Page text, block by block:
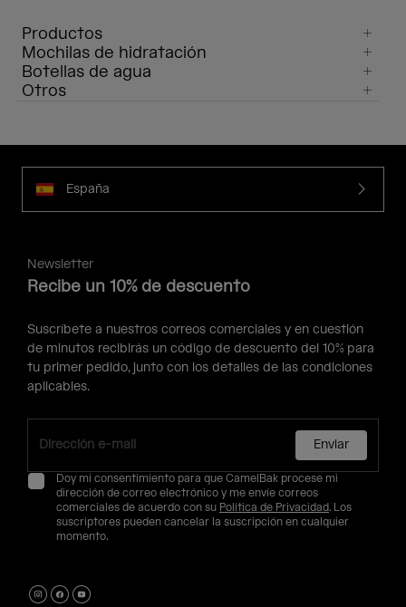
Productos
Mochilas de hidratación
Botellas de agua
Otros
España
Newsletter
Recibe un 10% de descuento
Suscríbete a nuestros correos comerciales y en cuestión
de minutos recibirás un código de descuento del 10% para
tu primer pedido, junto con los detalles de las condiciones
aplicables.
Enviar
Doy mi consentimiento para que CamelBak procese mi
dirección de correo electrónico y me envíe correos
comerciales de acuerdo con su Política de Privacidad. Los
suscriptores pueden cancelar la suscripción en cualquier
momento.